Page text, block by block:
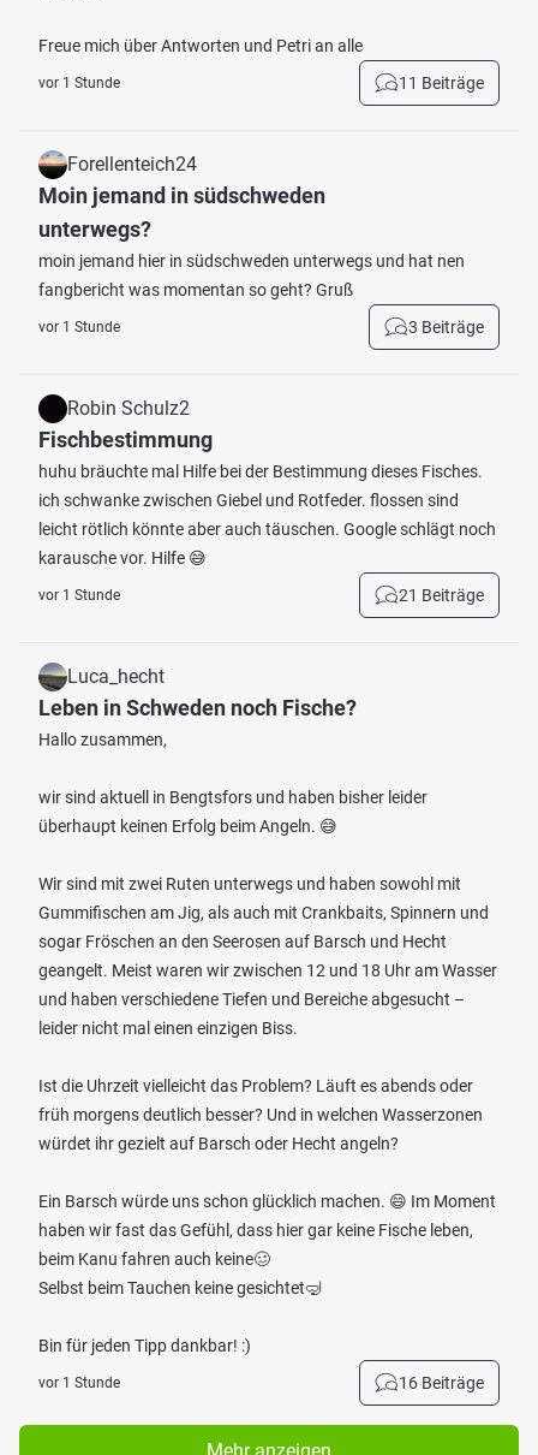
Freue mich über Antworten und Petri an alle
vor 1 Stunde 11 Beiträge
Forellenteich24
Moin jemand in südschweden
unterwegs?
moin jemand hier in südschweden unterwegs und hat nen
fangbericht was momentan so geht? Gruß
vor 1 Stunde 3 Beiträge
Robin Schulz2
Fischbestimmung
huhu bräuchte mal Hilfe bei der Bestimmung dieses Fisches.
ich schwanke zwischen Giebel und Rotfeder. flossen sind
leicht rötlich könnte aber auch täuschen. Google schlägt noch
karausche vor. Hilfe 😅
vor 1 Stunde 21 Beiträge
Luca_hecht
Leben in Schweden noch Fische?
Hallo zusammen,
wir sind aktuell in Bengtsfors und haben bisher leider
überhaupt keinen Erfolg beim Angeln. 😅
Wir sind mit zwei Ruten unterwegs und haben sowohl mit
Gummifischen am Jig, als auch mit Crankbaits, Spinnern und
sogar Fröschen an den Seerosen auf Barsch und Hecht
geangelt. Meist waren wir zwischen 12 und 18 Uhr am Wasser
und haben verschiedene Tiefen und Bereiche abgesucht –
leider nicht mal einen einzigen Biss.
Ist die Uhrzeit vielleicht das Problem? Läuft es abends oder
früh morgens deutlich besser? Und in welchen Wasserzonen
würdet ihr gezielt auf Barsch oder Hecht angeln?
Ein Barsch würde uns schon glücklich machen. 😄 Im Moment
haben wir fast das Gefühl, dass hier gar keine Fische leben,
beim Kanu fahren auch keine🥴
Selbst beim Tauchen keine gesichtet🤿
Bin für jeden Tipp dankbar! :)
vor 1 Stunde 16 Beiträge